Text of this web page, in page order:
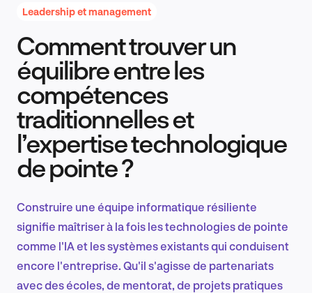
Recherche et conception produit
Tendances sectorielles
FR
Leadership et management
Comment trouver un
équilibre entre les
compétences
traditionnelles et
l’expertise technologique
de pointe ?
Construire une équipe informatique résiliente
signifie maîtriser à la fois les technologies de pointe
comme l'IA et les systèmes existants qui conduisent
encore l'entreprise. Qu'il s'agisse de partenariats
avec des écoles, de mentorat, de projets pratiques